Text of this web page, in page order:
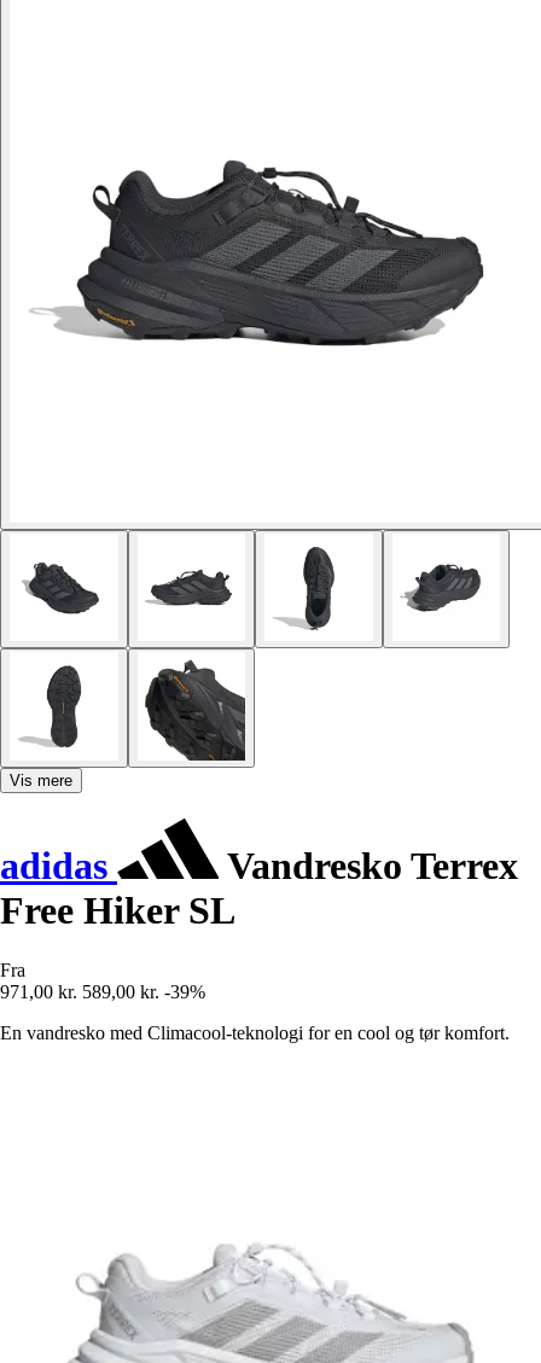
Vis mere
adidas
Vandresko Terrex
Free Hiker SL
Fra
971,00 kr. 589,00 kr. -39%
En vandresko med Climacool-teknologi for en cool og tør komfort.